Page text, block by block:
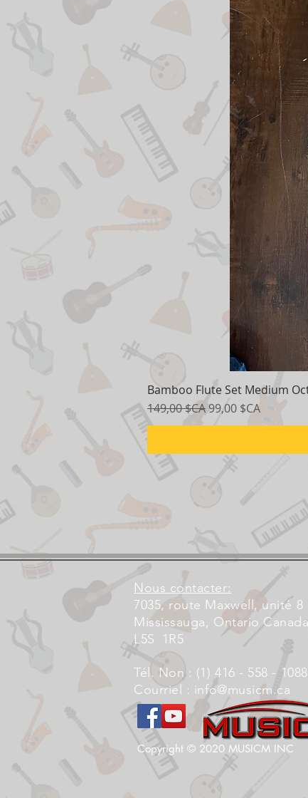
Bamboo Flute Set Medium
Prix original
149,00 $CAPrix promotionnel
99,00 $CA
Nous contacter:
7035, route Maxwell, unité 8
Mississauga, Ontario Canada
L5S
1R5
Tél. Non : (1) 416 - 558 - 1088
Courriel : info@musicm.ca
Copyright © 2020 MUSICM INC